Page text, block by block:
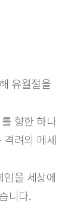
유월절을
향한 하나
격려의 메세
을 세상에
니다.